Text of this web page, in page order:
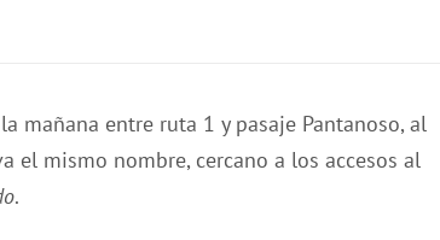
mañana entre ruta 1 y pasaje Pantanoso, al
el mismo nombre, cercano a los accesos al
.